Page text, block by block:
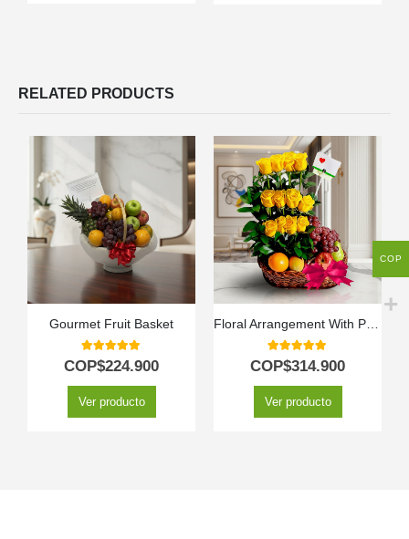
RELATED PRODUCTS
Gourmet Fruit Basket
5.00out of 5
COP$224.900
Ver producto
Floral Arrangement With Paradise Fruits
5.00out of 5
COP$314.900
Ver producto
COP